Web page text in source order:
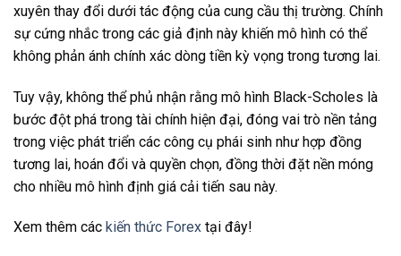
xuyên thay đổi dưới tác động của cung cầu thị trường. Chính
sự cứng nhắc trong các giả định này khiến mô hình có thể
không phản ánh chính xác dòng tiền kỳ vọng trong tương lai.
Tuy vậy, không thể phủ nhận rằng mô hình Black-Scholes là
bước đột phá trong tài chính hiện đại, đóng vai trò nền tảng
trong việc phát triển các công cụ phái sinh như hợp đồng
tương lai, hoán đổi và quyền chọn, đồng thời đặt nền móng
cho nhiều mô hình định giá cải tiến sau này.
Xem thêm các kiến thức Forex tại đây!